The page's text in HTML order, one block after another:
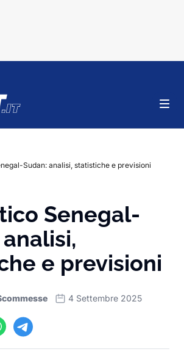
Sudan: analisi, statistiche e previsioni
Senegal-
e previsioni
4 Settembre 2025